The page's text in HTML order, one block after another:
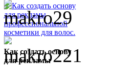
Как создать основу
для рекламы